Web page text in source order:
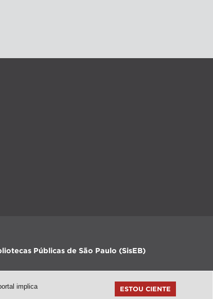
Públicas de São Paulo (SisEB)
implica
ESTOU CIENTE